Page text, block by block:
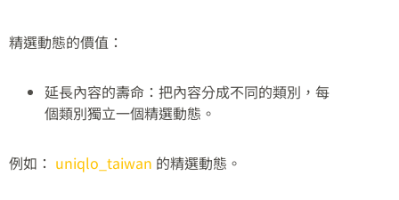
精選動態的價值：
延長內容的壽命：把內容分成不同的類別，每
個類別獨立一個精選動態。
例如： uniqlo_taiwan 的精選動態。